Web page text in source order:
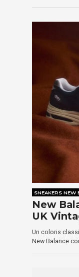
SNEAKERS NEW
New
UK
Un coloris
New Balance